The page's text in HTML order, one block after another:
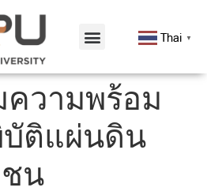
Thai ▼
ความพร้อม
ติแผ่นดิน
น